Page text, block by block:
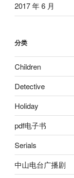
2017 年 6 月
分类
Children
Detective
Holiday
pdf电子书
Serials
中山电台广播剧